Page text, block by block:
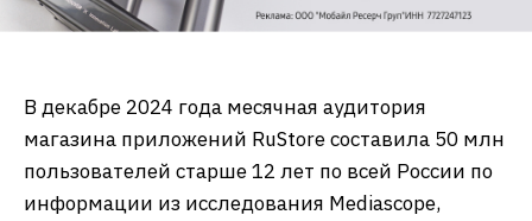
В декабре 2024 года месячная аудитория
магазина приложений RuStore составила 50 млн
пользователей старше 12 лет по всей России по
информации из исследования Mediascope,